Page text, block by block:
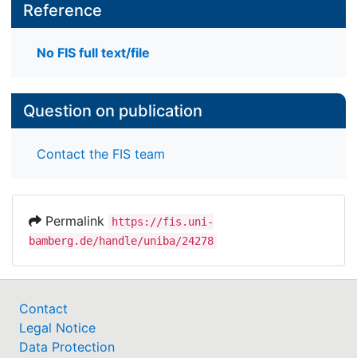
Reference
No FIS full text/file
Question on publication
Contact the FIS team
Permalink
https://fis.uni-
bamberg.de/handle/uniba/24278
Contact
Legal Notice
Data Protection